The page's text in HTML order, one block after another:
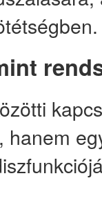
hanem